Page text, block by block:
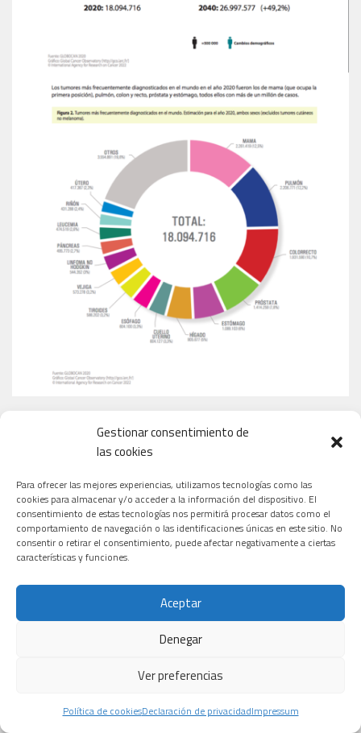
Gestionar consentimiento de
las cookies
Para ofrecer las mejores experiencias, utilizamos tecnologías como las
cookies para almacenar y/o acceder a la información del dispositivo. El
consentimiento de estas tecnologías nos permitirá procesar datos como el
comportamiento de navegación o las identificaciones únicas en este sitio. No
consentir o retirar el consentimiento, puede afectar negativamente a ciertas
características y funciones.
Aceptar
Denegar
Ver preferencias
Política de cookiesDeclaración de privacidadImpressum
MEDICAMENTOS MÁS VENDIDOS EN ESPAÑA
TIPOS DE CÁNCER QUE TRATAN LOS NUEVOS ENSAYOS